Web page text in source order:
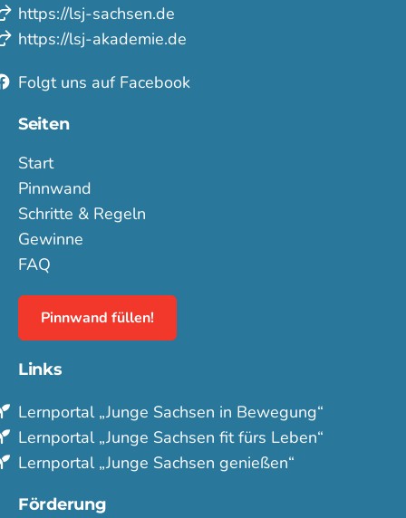
https://lsj-sachsen.de
https://lsj-akademie.de
Folgt uns auf Facebook
Seiten
Start
Pinnwand
Schritte & Regeln
Gewinne
FAQ
Pinnwand füllen!
Links
Lern­portal „Junge Sachsen in Bewegung“
Lern­portal „Junge Sachsen fit fürs Leben“
Lern­portal „Junge Sachsen genießen“
Förderung